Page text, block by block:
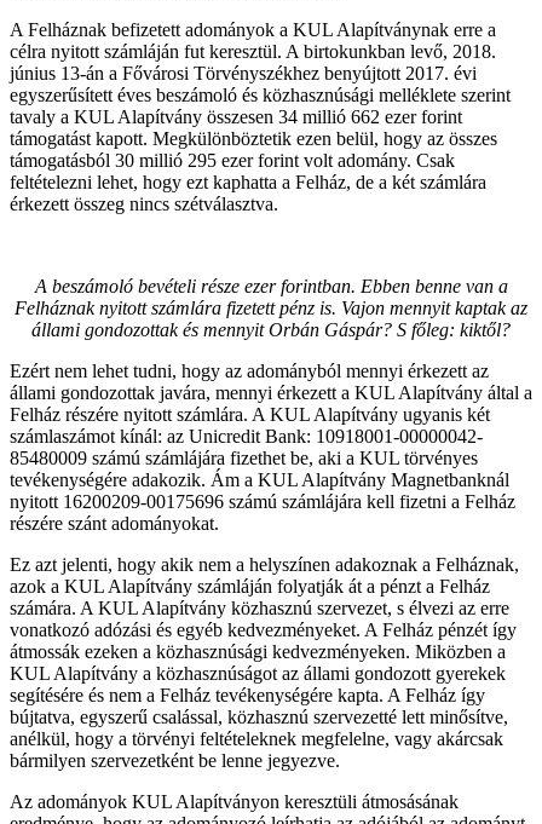
A Felháznak befizetett adományok a KUL Alapítványnak erre a
célra nyitott számláján fut keresztül. A birtokunkban levő, 2018.
június 13-án a Fővárosi Törvényszékhez benyújtott 2017. évi
egyszerűsített éves beszámoló és közhasznúsági melléklete szerint
tavaly a KUL Alapítvány összesen 34 millió 662 ezer forint
támogatást kapott. Megkülönböztetik ezen belül, hogy az összes
támogatásból 30 millió 295 ezer forint volt adomány. Csak
feltételezni lehet, hogy ezt kaphatta a Felház, de a két számlára
érkezett összeg nincs szétválasztva.
A beszámoló bevételi része ezer forintban. Ebben benne van a
Felháznak nyitott számlára fizetett pénz is. Vajon mennyit kaptak az
állami gondozottak és mennyit Orbán Gáspár? S főleg: kiktől?
Ezért nem lehet tudni, hogy az adományból mennyi érkezett az
állami gondozottak javára, mennyi érkezett a KUL Alapítvány által a
Felház részére nyitott számlára. A KUL Alapítvány ugyanis két
számlaszámot kínál: az Unicredit Bank: 10918001-00000042-
85480009 számú számlájára fizethet be, aki a KUL törvényes
tevékenységére adakozik. Ám a KUL Alapítvány Magnetbanknál
nyitott 16200209-00175696 számú számlájára kell fizetni a Felház
részére szánt adományokat.
Ez azt jelenti, hogy akik nem a helyszínen adakoznak a Felháznak,
azok a KUL Alapítvány számláján folyatják át a pénzt a Felház
számára. A KUL Alapítvány közhasznú szervezet, s élvezi az erre
vonatkozó adózási és egyéb kedvezményeket. A Felház pénzét így
átmossák ezeken a közhasznúsági kedvezményeken. Miközben a
KUL Alapítvány a közhasznúságot az állami gondozott gyerekek
segítésére és nem a Felház tevékenységére kapta. A Felház így
bújtatva, egyszerű csalással, közhasznú szervezetté lett minősítve,
anélkül, hogy a törvényi feltételeknek megfelelne, vagy akárcsak
bármilyen szervezetként be lenne jegyezve.
Az adományok KUL Alapítványon keresztüli átmosásának